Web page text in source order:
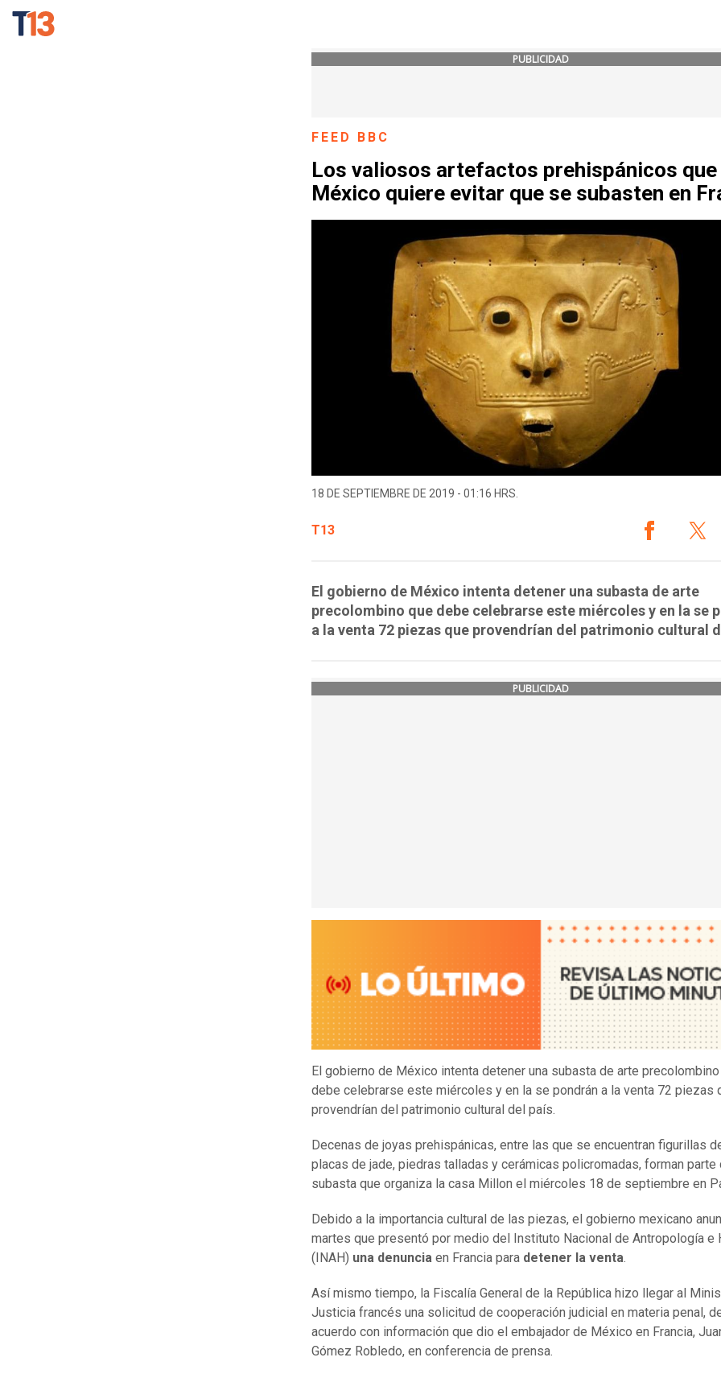
PUBLICIDAD
FEED BBC
Los valiosos artefactos prehispánicos que
México quiere evitar que se subasten en
18 DE SEPTIEMBRE DE 2019 - 01:16 HRS.
T13
El gobierno de México intenta detener una subasta de arte
precolombino que debe celebrarse este miércoles y en la se
a la venta 72 piezas que provendrían del patrimonio cultural
PUBLICIDAD
El gobierno de México intenta detener una subasta de arte
debe celebrarse este miércoles y en la se pondrán a la venta 72 piezas
provendrían del patrimonio cultural del país.
Decenas de joyas prehispánicas, entre las que se encuentran figurillas
placas de jade, piedras talladas y cerámicas policromadas, forman parte
subasta que organiza la casa Millon el miércoles 18 de septiembre en
Debido a la importancia cultural de las piezas, el gobierno mexicano
martes que presentó por medio del Instituto Nacional de Antropología e
(INAH) una denuncia en Francia para detener la venta.
Así mismo tiempo, la Fiscalía General de la República hizo llegar al
Justicia francés una solicitud de cooperación judicial en materia penal,
acuerdo con información que dio el embajador de México en Francia,
Gómez Robledo, en conferencia de prensa.